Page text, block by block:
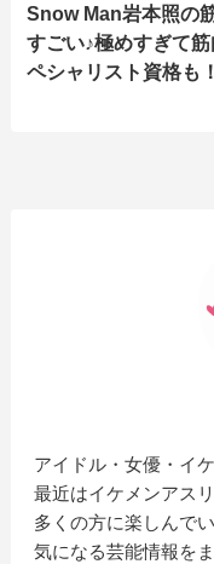
Snow Man岩本照の
すごい♪極めすぎて筋
ペシャリスト資格も！
アイドル・女優・イ
最近はイケメンアス
多くの方に楽しんで
気になる芸能情報を